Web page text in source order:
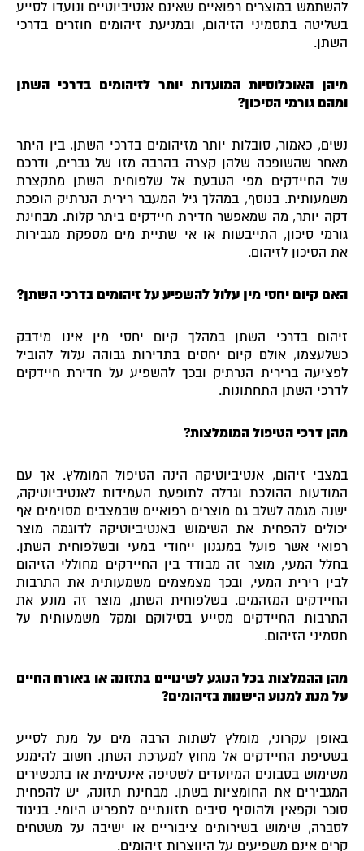
להשתמש במוצרים רפואיים שאינם אנטיביוטיים ונועדו לסייע
בשליטה בתסמיני הזיהום, ובמניעת זיהומים חוזרים בדרכי
השתן.
מיהן האוכלוסיות המועדות יותר לזיהומים בדרכי השתן
ומהם גורמי הסיכון?
נשים, כאמור, סובלות יותר מזיהומים בדרכי השתן, בין היתר
מאחר שהשופכה שלהן קצרה בהרבה מזו של גברים, ודרכם
של החיידקים מפי הטבעת אל שלפוחית השתן מתקצרת
משמעותית. בנוסף, במהלך גיל המעבר רירית הנרתיק הופכת
דקה יותר, מה שמאפשר חדירת חיידקים ביתר קלות. מבחינת
גורמי סיכון, התייבשות או אי שתיית מים מספקת מגבירות
את הסיכון לזיהום.
האם קיום יחסי מין עלול להשפיע על זיהומים בדרכי השתן?
זיהום בדרכי השתן במהלך קיום יחסי מין אינו מידבק
כשלעצמו, אולם קיום יחסים בתדירות גבוהה עלול להוביל
לפציעה ברירית הנרתיק ובכך להשפיע על חדירת חיידקים
לדרכי השתן התחתונות.
מהן דרכי הטיפול המומלצות?
במצבי זיהום, אנטיביוטיקה הינה הטיפול המומלץ. אך עם
המודעות ההולכת וגדלה לתופעת העמידות לאנטיביוטיקה,
ישנה מגמה לשלב גם מוצרים רפואיים שבמצבים מסוימים אף
יכולים להפחית את השימוש באנטיביוטיקה לדוגמה מוצר
רפואי אשר פועל במנגנון ייחודי במעי ובשלפוחית השתן.
בחלל המעי, מוצר זה מבודד בין החיידקים מחוללי הזיהום
לבין רירית המעי, ובכך מצמצמים משמעותית את התרבות
החיידקים המזהמים. בשלפוחית השתן, מוצר זה מונע את
התרבות החיידקים מסייע בסילוקם ומקל משמעותית על
תסמיני הזיהום.
מהן ההמלצות בכל הנוגע לשינויים בתזונה או באורח החיים
על מנת למנוע הישנות בזיהומים?
באופן עקרוני, מומלץ לשתות הרבה מים על מנת לסייע
בשטיפת החיידקים אל מחוץ למערכת השתן. חשוב להימנע
משימוש בסבונים המיועדים לשטיפה אינטימית או בתכשירים
המגבירים את החומציות בשתן. מבחינת תזונה, יש להפחית
סוכר וקפאין ולהוסיף סיבים תזונתיים לתפריט היומי. בניגוד
לסברה, שימוש בשירותים ציבוריים או ישיבה על משטחים
קרים אינם משפיעים על היווצרות זיהומים.